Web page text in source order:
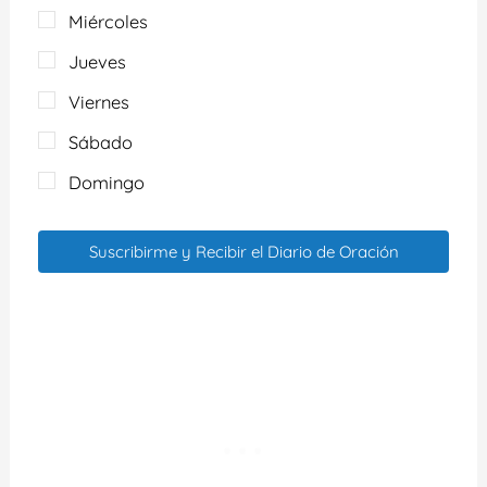
Miércoles
Jueves
Viernes
Sábado
Domingo
Suscribirme y Recibir el Diario de Oración